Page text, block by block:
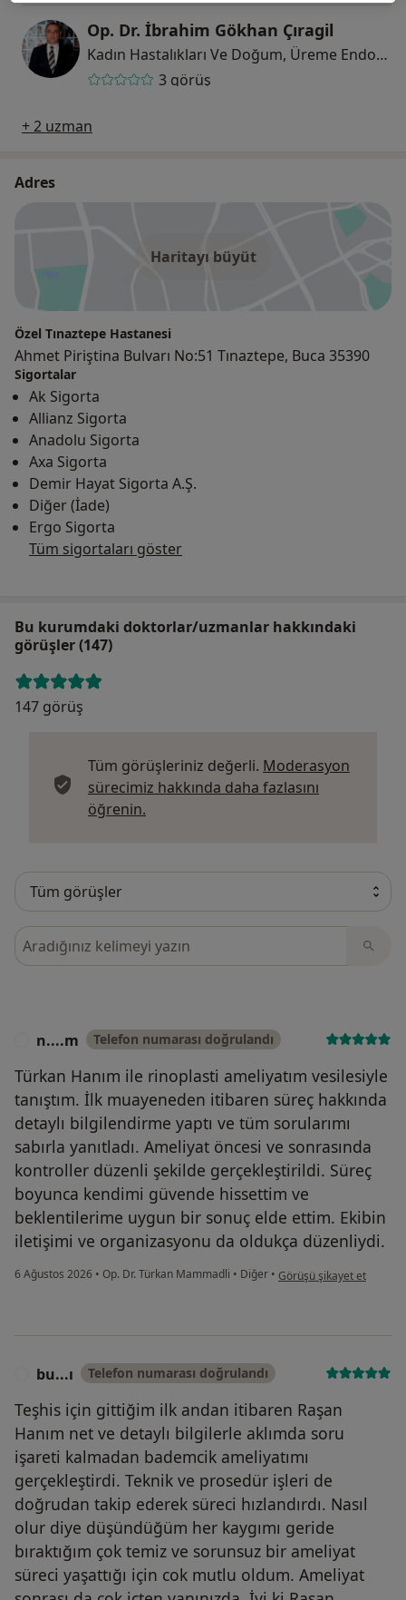
Op. Dr. İbrahim Gökhan Çıragil
Kadın Hastalıkları Ve Doğum, Üreme Endokrinolojisi Ve İnfertilite
3 görüş
+ 2 uzman
Adres
Haritayı büyüt
Özel Tınaztepe Hastanesi
Ahmet Piriştina Bulvarı No:51 Tınaztepe, Buca 35390
Sigortalar
Ak Sigorta
Allianz Sigorta
Anadolu Sigorta
Axa Sigorta
Demir Hayat Sigorta A.Ş.
Diğer (İade)
Ergo Sigorta
Tüm sigortaları göster
Bu kurumdaki doktorlar/uzmanlar hakkındaki
görüşler (147)
147 görüş
Tüm görüşleriniz değerli. Moderasyon
sürecimiz hakkında daha fazlasını
öğrenin.
Görüşler içerisinde ara
n....m Telefon numarası doğrulandı
Türkan Hanım ile rinoplasti ameliyatım vesilesiyle
tanıştım. İlk muayeneden itibaren süreç hakkında
detaylı bilgilendirme yaptı ve tüm sorularımı
sabırla yanıtladı. Ameliyat öncesi ve sonrasında
kontroller düzenli şekilde gerçekleştirildi. Süreç
boyunca kendimi güvende hissettim ve
beklentilerime uygun bir sonuç elde ettim. Ekibin
iletişimi ve organizasyonu da oldukça düzenliydi.
6 Ağustos 2026 • Op. Dr. Türkan Mammadli • Diğer • kullanıcının görüşüne
Görüşü şikayet et
bu...ı Telefon numarası doğrulandı
Teşhis için gittiğim ilk andan itibaren Raşan
Hanım net ve detaylı bilgilerle aklımda soru
işareti kalmadan bademcik ameliyatımı
gerçekleştirdi. Teknik ve prosedür işleri de
doğrudan takip ederek süreci hızlandırdı. Nasıl
olur diye düşündüğüm her kaygımı geride
bıraktığım çok temiz ve sorunsuz bir ameliyat
süreci yaşattığı için cok mutlu oldum. Ameliyat